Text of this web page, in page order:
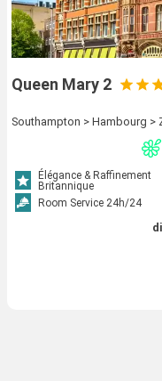
Queen Mary 2
Southampton > Hambourg >
Élégance & Raffinement
Britannique
Room Service 24h/24